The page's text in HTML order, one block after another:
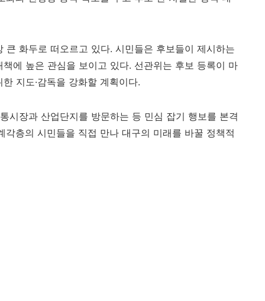
화두로 떠오르고 있다. 시민들은 후보들이 제시하는
에 높은 관심을 보이고 있다. 선관위는 후보 등록이 마
지도·감독을 강화할 계획이다.
시장과 산업단지를 방문하는 등 민심 잡기 행보를 본격
층의 시민들을 직접 만나 대구의 미래를 바꿀 정책적